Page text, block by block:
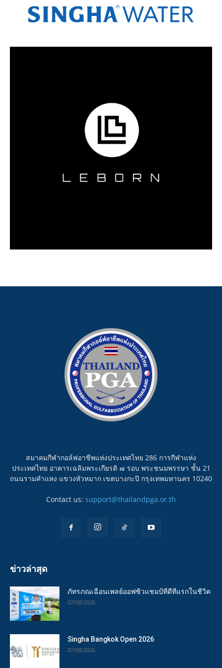
สมาคมกีฬากอล์ฟอาชีพแห่งประเทศไทย 286 การกีฬาแห่ง
ประเทศไทย อาคารเฉลิมพระเกียรติ ๗ รอบ พระชนมพรรษา ชั้น 21
ถนนรามคำแหง แขวงหัวหมาก เขตบางกะปิ กรุงเทพมหานคร 10240
Contact us: support@thailandpga.or.th
ข่าวล่าสุด
ภัทรภณเฉือนเพลย์ออฟซิวแชมป์ทีดีทีแรกในชีวิต
07/08/2026
Singha Bangkok Open 2026
07/08/2026